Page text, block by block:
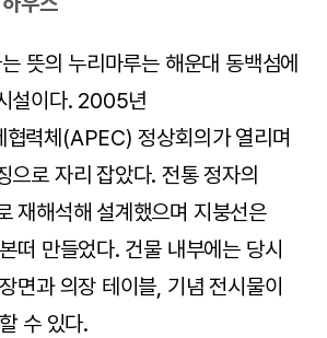
는 뜻의 누리마루는 해운대 동백섬에
설이다. 2005년
협력체(APEC) 정상회의가 열리며
으로 자리 잡았다. 전통 정자의
재해석해 설계했으며 지붕선은
떠 만들었다. 건물 내부에는 당시
면과 의장 테이블, 기념 전시물이
수 있다.